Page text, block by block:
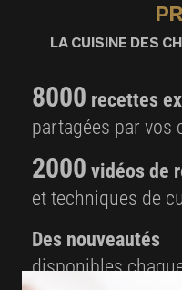
LA CUISINE DES
8000 recettes
partagées par vos
2000 vidéos de
et techniques de
Des nouveautés
disponibles